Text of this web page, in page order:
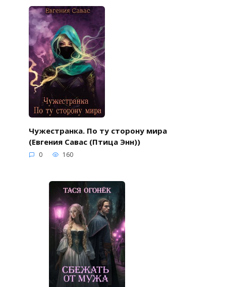
Чужестранка. По ту сторону мира
(Евгения Савас (Птица Энн))
0 160